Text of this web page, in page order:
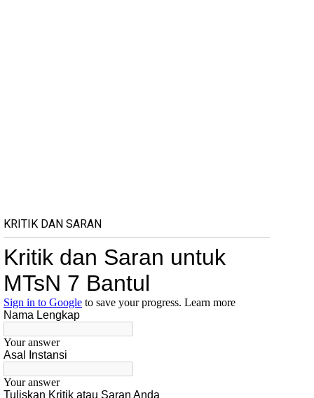
KRITIK DAN SARAN